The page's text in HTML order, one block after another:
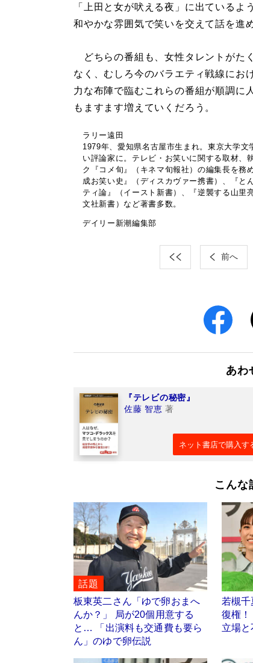
「上田と女が吠える夜」に出ているよ
和やかな雰囲気で笑いを交えて話を進
どちらの番組も、女性タレントがた
なく、むしろ今のバラエティ戦線にお
力な布陣で臨むこれらの番組が順調に
もますます増えていくだろう。
ラリー遠田
1979年、愛知県名古屋市生まれ。東京大学
い評論家に。テレビ・お笑いに関する取材、
ク『コメ旬』（キネマ旬報社）の編集長を務
成お笑い史』（ディスカヴァー携書）、『と
ティ論』（イースト新書）、『逆襲する山里
文社新書）など著書多数。
デイリー新潮編集部
前へ
あわ
『テレビの秘密』
佐藤 智恵 著
ネット書店で購入す
こんな
話題
板東英二さん「ゆで卵おまへ
んか？」 局が20個用意する
と… 「出演料も交通費も要ら
ん」のゆで卵伝説
若槻
復権
立場